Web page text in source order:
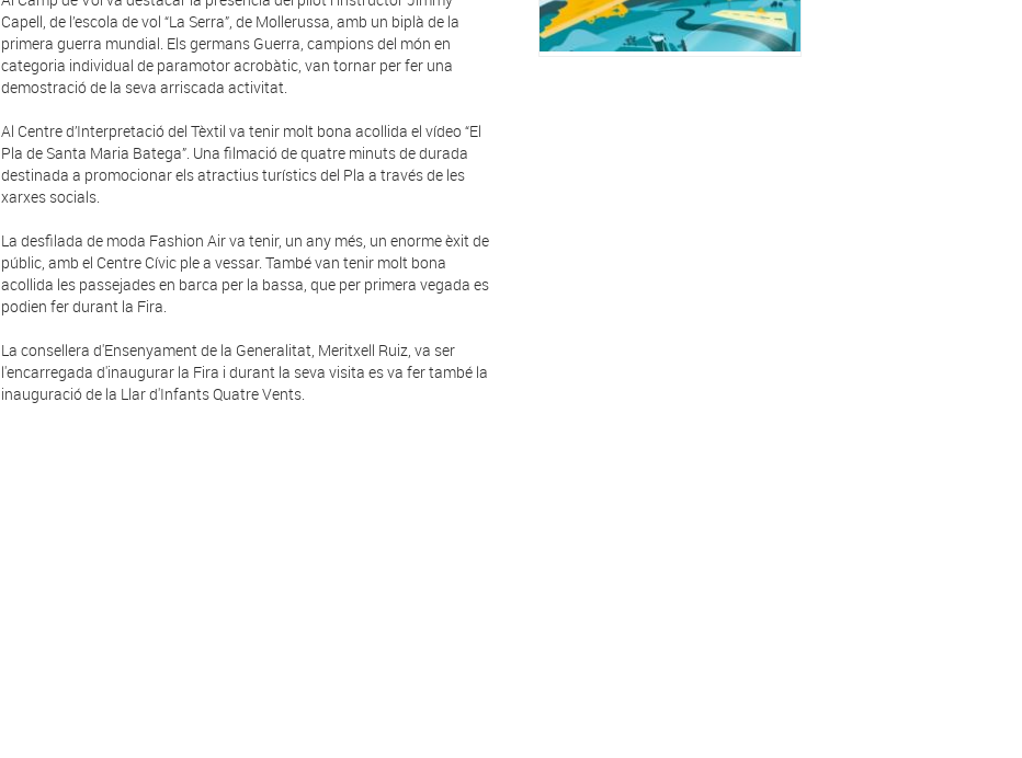
Capell, de l’escola de vol “La Serra”, de Mollerussa, amb un biplà de la
primera guerra mundial. Els germans Guerra, campions del món en
categoria individual de paramotor acrobàtic, van tornar per fer una
demostració de la seva arriscada activitat.
Al Centre d’Interpretació del Tèxtil va tenir molt bona acollida el vídeo “El
Pla de Santa Maria Batega”. Una filmació de quatre minuts de durada
destinada a promocionar els atractius turístics del Pla a través de les
xarxes socials.
La desfilada de moda Fashion Air va tenir, un any més, un enorme èxit de
públic, amb el Centre Cívic ple a vessar. També van tenir molt bona
acollida les passejades en barca per la bassa, que per primera vegada es
podien fer durant la Fira.
La consellera d'Ensenyament de la Generalitat, Meritxell Ruiz, va ser
l'encarregada d'inaugurar la Fira i durant la seva visita es va fer també la
inauguració de la Llar d'Infants Quatre Vents.